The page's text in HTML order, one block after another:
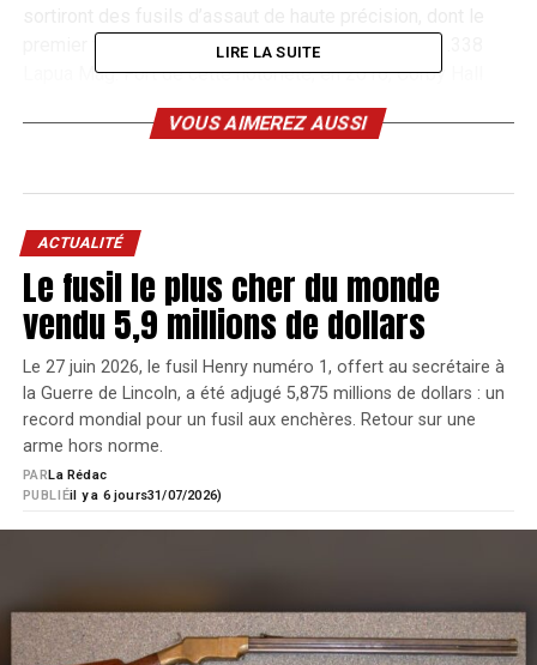
premier fusil d’assaut à longue portée chambré en .338
Lapua Mag. Fort de cette notoriété, en 2016, Corby Hall
AR15 et a créé en 2018 la marque FoldAR.
placée à l’avant du Upper du système AR à hauteur de la
prise des tenons de la culasse. Une simple action sur un
LIRE LA SUITE
VOUS AIMEREZ AUSSI
ACTUALITÉ
Le fusil le plus cher du monde
vendu 5,9 millions de dollars
Le 27 juin 2026, le fusil Henry numéro 1, offert au secrétaire à
la Guerre de Lincoln, a été adjugé 5,875 millions de dollars : un
record mondial pour un fusil aux enchères. Retour sur une
arme hors norme.
PUBLIÉil y a 6 jours31/07/2026)
PARLa Rédac